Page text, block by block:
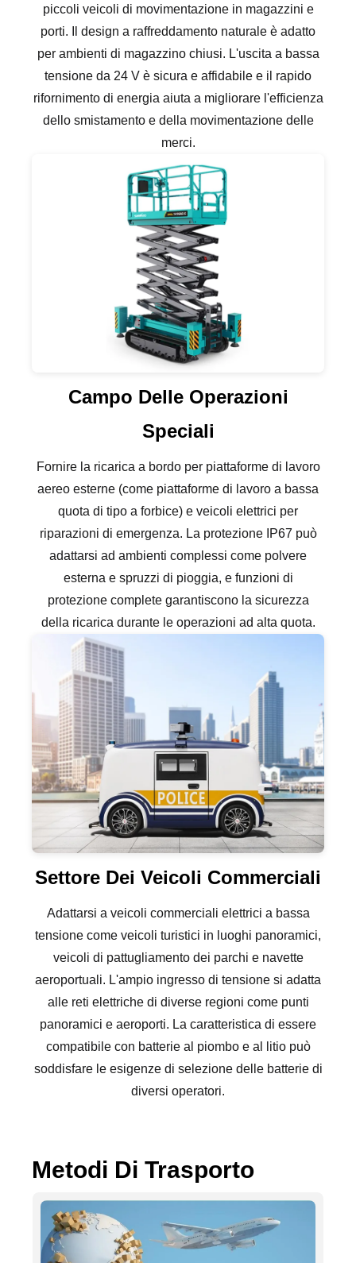
piccoli veicoli di movimentazione in magazzini e
porti. Il design a raffreddamento naturale è adatto
per ambienti di magazzino chiusi. L'uscita a bassa
tensione da 24 V è sicura e affidabile e il rapido
rifornimento di energia aiuta a migliorare l'efficienza
dello smistamento e della movimentazione delle
merci.
Campo Delle Operazioni
Speciali
Fornire la ricarica a bordo per piattaforme di lavoro
aereo esterne (come piattaforme di lavoro a bassa
quota di tipo a forbice) e veicoli elettrici per
riparazioni di emergenza. La protezione IP67 può
adattarsi ad ambienti complessi come polvere
esterna e spruzzi di pioggia, e funzioni di
protezione complete garantiscono la sicurezza
della ricarica durante le operazioni ad alta quota.
Settore Dei Veicoli Commerciali
Adattarsi a veicoli commerciali elettrici a bassa
tensione come veicoli turistici in luoghi panoramici,
veicoli di pattugliamento dei parchi e navette
aeroportuali. L'ampio ingresso di tensione si adatta
alle reti elettriche di diverse regioni come punti
panoramici e aeroporti. La caratteristica di essere
compatibile con batterie al piombo e al litio può
soddisfare le esigenze di selezione delle batterie di
diversi operatori.
Metodi Di Trasporto